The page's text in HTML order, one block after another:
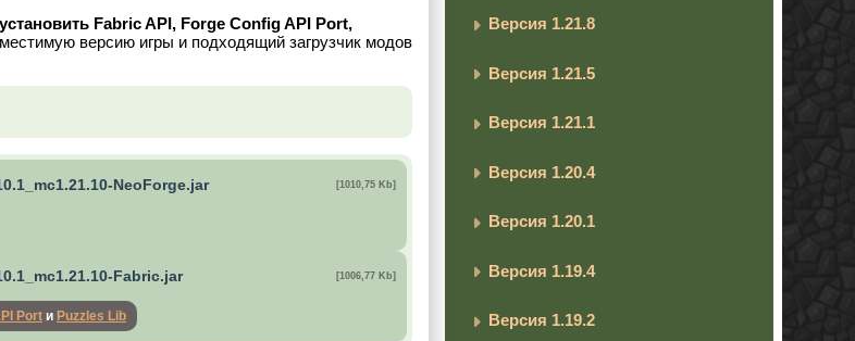
Fabric API, Forge Config API Port,
версию игры и подходящий загрузчик модов
NeoForge.jar [1010,75 Kb]
Fabric.jar [1006,77 Kb]
Port и Puzzles Lib
Версия 1.21.8
Версия 1.21.5
Версия 1.21.1
Версия 1.20.4
Версия 1.20.1
Версия 1.19.4
Версия 1.19.2